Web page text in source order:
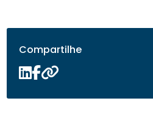
Compartilhe